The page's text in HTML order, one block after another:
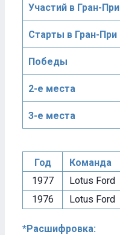
Участий в Гран-При
Старты в Гран-При
Победы
2-е места
3-е места
Год Команда
1977
Lotus Ford
1976
Lotus Ford
*Расшифровка: